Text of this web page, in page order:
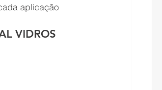
aplicação
VIDROS